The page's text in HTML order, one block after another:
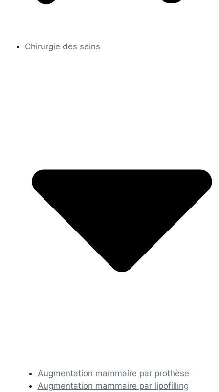
Chirurgie des seins
Augmentation mammaire par prothèse
Augmentation mammaire par lipofilling